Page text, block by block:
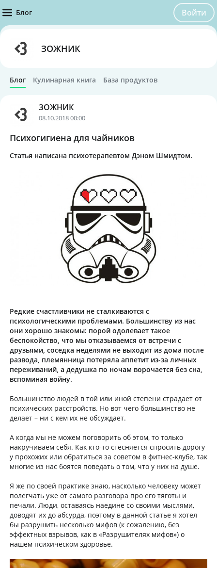
Блог Войти
ЗОЖНИК
Блог Кулинарная книга База продуктов
ЗОЖНИК
08.10.2018 00:00
Психогигиена для чайников
Статья написана психотерапевтом Дэном Шмидтом.
Редкие счастливчики не сталкиваются с
психологическими проблемами. Большинству из нас
они хорошо знакомы: порой одолевает такое
беспокойство, что мы отказываемся от встречи с
друзьями, соседка неделями не выходит из дома после
развода, племянница потеряла аппетит из-за личных
переживаний, а дедушка по ночам ворочается без сна,
вспоминая войну.
Большинство людей в той или иной степени страдает от
психических расстройств. Но вот чего большинство не
делает – ни с кем их не обсуждает.
А когда мы не можем поговорить об этом, то только
накручиваем себя. Как кто-то стесняется спросить дорогу
у прохожих или обратиться за советом в фитнес-клубе, так
многие из нас боятся поведать о том, что у них на душе.
Я же по своей практике знаю, насколько человеку может
полегчать уже от самого разговора про его тяготы и
печали. Люди, оставаясь наедине со своими мыслями,
доводят их до абсурда, поэтому в данной статье я хотел
бы разрушить несколько мифов (к сожалению, без
эффектных взрывов, как в «Разрушителях мифов») о
нашем психическом здоровье.